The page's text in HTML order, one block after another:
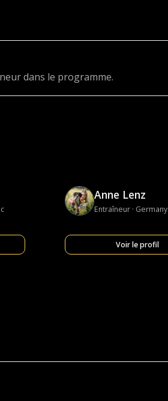
dans le programme.
Anne Lenz
Entraîneur · Germany
Voir le profil